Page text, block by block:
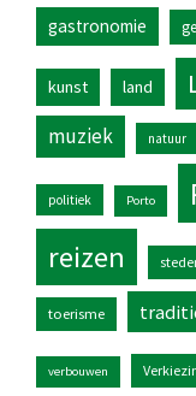
gastronomie
kunst land
muziek natuur
politiek Porto
reizen
toerisme
verbouwen